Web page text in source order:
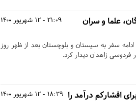
21:09 - 12 شهریور 1400
علما و سران
سفر به سیستان و بلوچستان بعد از ظهر روز
فردوسی زاهدان دیدار کرد.
18:29 - 12 شهریور 1400 اقشارکم درآمد را